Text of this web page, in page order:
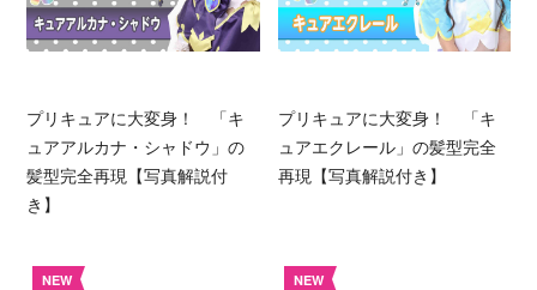
プリキュアに大変身！ 「キ
ュアアルカナ・シャドウ」の
髪型完全再現【写真解説付
き】
プリキュアに大変身！ 「キ
ュアエクレール」の髪型完全
再現【写真解説付き】
NEW NEW